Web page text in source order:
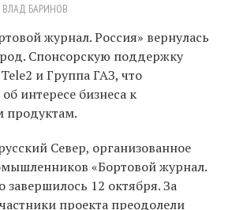
ВЛАД БАРИНОВ
журнал. Россия» вернулась
Спонсорскую поддержку
и Группа ГАЗ, что
интересе бизнеса к
продуктам.
Север, организованное
«Бортовой журнал.
завершилось 12 октября. За
проекта преодолели